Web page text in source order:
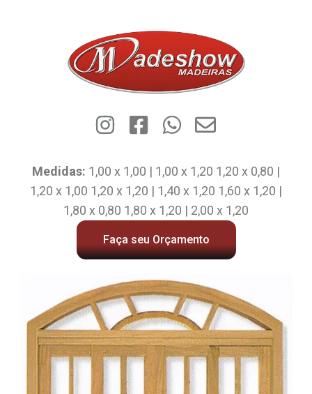
Medidas: 1,00 x 1,00 | 1,00 x 1,20 1,20 x 0,80 |
1,20 x 1,00 1,20 x 1,20 | 1,40 x 1,20 1,60 x 1,20 |
1,80 x 0,80 1,80 x 1,20 | 2,00 x 1,20
Faça seu Orçamento